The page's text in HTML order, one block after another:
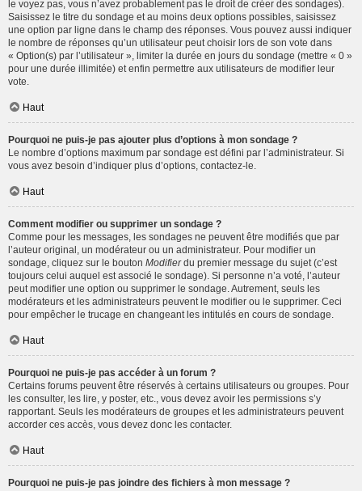
le voyez pas, vous n’avez probablement pas le droit de créer des sondages).
Saisissez le titre du sondage et au moins deux options possibles, saisissez
une option par ligne dans le champ des réponses. Vous pouvez aussi indiquer
le nombre de réponses qu’un utilisateur peut choisir lors de son vote dans
« Option(s) par l’utilisateur », limiter la durée en jours du sondage (mettre « 0 »
pour une durée illimitée) et enfin permettre aux utilisateurs de modifier leur
vote.
Haut
Pourquoi ne puis-je pas ajouter plus d’options à mon sondage ?
Le nombre d’options maximum par sondage est défini par l’administrateur. Si
vous avez besoin d’indiquer plus d’options, contactez-le.
Haut
Comment modifier ou supprimer un sondage ?
Comme pour les messages, les sondages ne peuvent être modifiés que par
l’auteur original, un modérateur ou un administrateur. Pour modifier un
sondage, cliquez sur le bouton Modifierdu premier message du sujet (c’est
toujours celui auquel est associé le sondage). Si personne n’a voté, l’auteur
peut modifier une option ou supprimer le sondage. Autrement, seuls les
modérateurs et les administrateurs peuvent le modifier ou le supprimer. Ceci
pour empêcher le trucage en changeant les intitulés en cours de sondage.
Haut
Pourquoi ne puis-je pas accéder à un forum ?
Certains forums peuvent être réservés à certains utilisateurs ou groupes. Pour
les consulter, les lire, y poster, etc., vous devez avoir les permissions s’y
rapportant. Seuls les modérateurs de groupes et les administrateurs peuvent
accorder ces accès, vous devez donc les contacter.
Haut
Pourquoi ne puis-je pas joindre des fichiers à mon message ?